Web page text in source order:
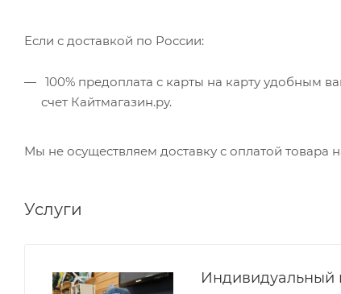
Если с доставкой по России:
100% предоплата с карты на карту удобным
счет Кайтмагазин.ру.
Мы не осуществляем доставку с оплатой
Услуги
Индивидуальный